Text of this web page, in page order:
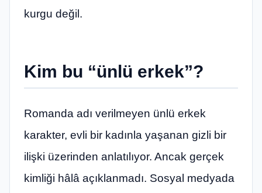
kurgu değil.
Kim bu “ünlü erkek”?
Romanda adı verilmeyen ünlü erkek
karakter, evli bir kadınla yaşanan gizli bir
ilişki üzerinden anlatılıyor. Ancak gerçek
kimliği hâlâ açıklanmadı. Sosyal medyada